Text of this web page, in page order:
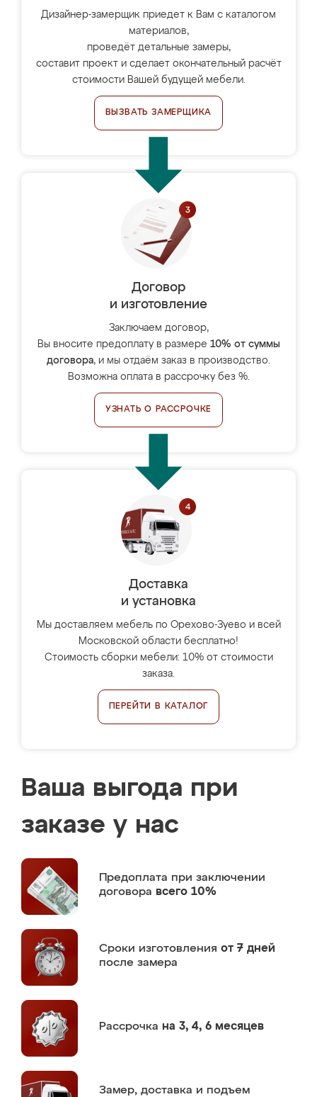
Дизайнер-замерщик приедет к Вам с каталогом
материалов,
проведёт детальные замеры,
составит проект и сделает окончательный расчёт
стоимости Вашей будущей мебели.
ВЫЗВАТЬ ЗАМЕРЩИКА
Договор
и изготовление
Заключаем договор,
Вы вносите предоплату в размере 10% от суммы
договора, и мы отдаём заказ в производство.
Возможна оплата в рассрочку без %.
УЗНАТЬ О РАССРОЧКЕ
Доставка
и установка
Мы доставляем мебель по Орехово-Зуево и всей
Московской области бесплатно!
Стоимость сборки мебели: 10% от стоимости
заказа.
ПЕРЕЙТИ В КАТАЛОГ
Ваша выгода при
заказе у нас
Предоплата при заключении
договора всего 10%
Сроки изготовления от 7 дней
после замера
Рассрочка на 3, 4, 6 месяцев
Замер, доставка и подъем